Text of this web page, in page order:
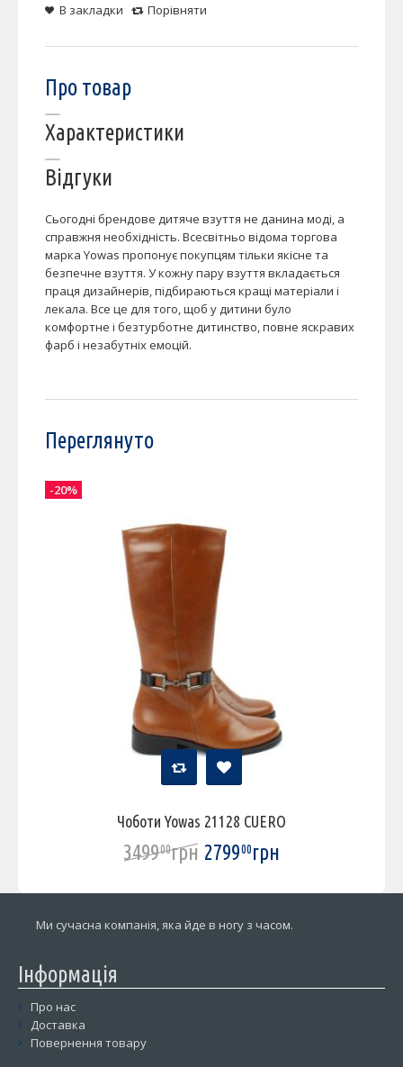
В закладки Порівняти
Про товар
Характеристики
Відгуки
Сьогодні брендове дитяче взуття не данина моді, а
справжня необхідність. Всесвітньо відома торгова
марка Yowas пропонує покупцям тільки якісне та
безпечне взуття. У кожну пару взуття вкладається
праця дизайнерів, підбираються кращі матеріали і
лекала. Все це для того, щоб у дитини було
комфортне і безтурботне дитинство, повне яскравих
фарб і незабутніх емоцій.
Переглянуто
Чоботи Yowas 21128 CUERO
349900грн 279900грн
-20%
Ми сучасна компанія, яка йде в ногу з часом.
Інформація
Про нас
Доставка
Повернення товару